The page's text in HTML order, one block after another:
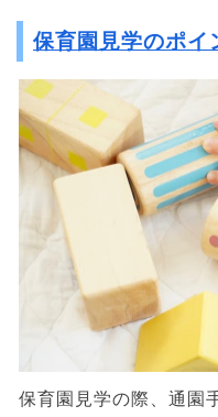
保育園見学のポイ
保育園見学の際、通園